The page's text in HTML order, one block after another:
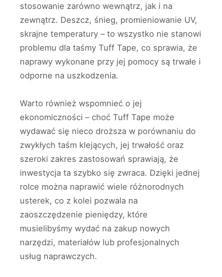
stosowanie zarówno wewnątrz, jak i na
zewnątrz. Deszcz, śnieg, promieniowanie UV,
skrajne temperatury – to wszystko nie stanowi
problemu dla taśmy Tuff Tape, co sprawia, że
naprawy wykonane przy jej pomocy są trwałe i
odporne na uszkodzenia.
Warto również wspomnieć o jej
ekonomiczności – choć Tuff Tape może
wydawać się nieco droższa w porównaniu do
zwykłych taśm klejących, jej trwałość oraz
szeroki zakres zastosowań sprawiają, że
inwestycja ta szybko się zwraca. Dzięki jednej
rolce można naprawić wiele różnorodnych
usterek, co z kolei pozwala na
zaoszczędzenie pieniędzy, które
musielibyśmy wydać na zakup nowych
narzędzi, materiałów lub profesjonalnych
usług naprawczych.